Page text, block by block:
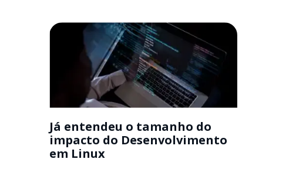
Já entendeu o tamanho do
impacto do Desenvolvimento
em Linux